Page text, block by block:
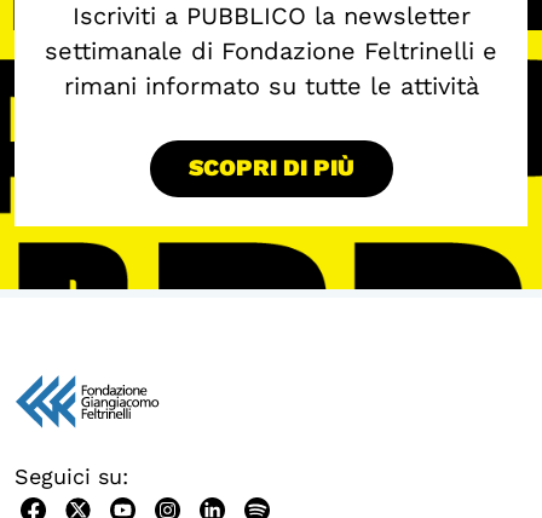
Iscriviti a PUBBLICO la newsletter
settimanale di Fondazione Feltrinelli e
rimani informato su tutte le attività
SCOPRI DI PIÙ
Seguici su: